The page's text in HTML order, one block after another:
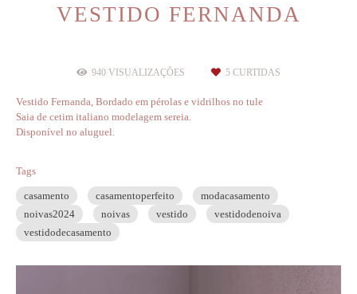
VESTIDO FERNANDA
940 VISUALIZAÇÕES 5 CURTIDAS
Vestido Fernanda, Bordado em pérolas e vidrilhos no tule
Saia de cetim italiano modelagem sereia.
Disponível no aluguel.
Tags
casamento casamentoperfeito
modacasamento
noivas2024
noivas vestido
vestidodenoiva
vestidodecasamento